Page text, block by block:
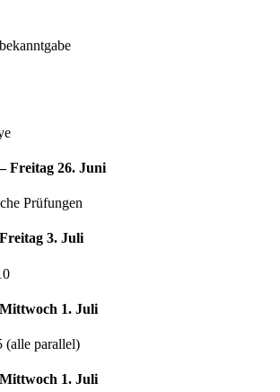
Freitag 26. Juni
Prüfungen
3. Juli
1. Juli
(alle parallel)
1. Juli